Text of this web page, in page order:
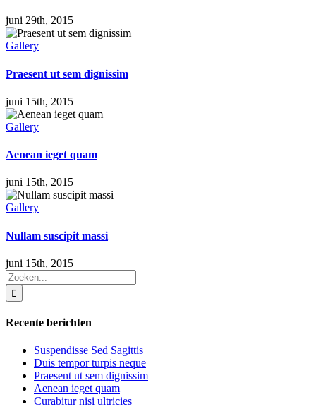
juni 29th, 2015
Gallery
Praesent ut sem dignissim
juni 15th, 2015
Gallery
Aenean ieget quam
juni 15th, 2015
Gallery
Nullam suscipit massi
juni 15th, 2015
Zoeken
naar:
Recente berichten
Suspendisse Sed Sagittis
Duis tempor turpis neque
Praesent ut sem dignissim
Aenean ieget quam
Curabitur nisi ultricies